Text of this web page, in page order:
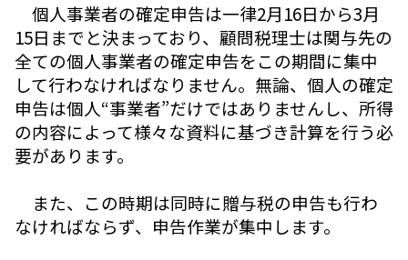
個人事業者の確定申告は一律2月16日から3月
15日までと決まっており、顧問税理士は関与先の
全ての個人事業者の確定申告をこの期間に集中
して行わなければなりません。無論、個人の確定
申告は個人“事業者”だけではありませんし、所得
の内容によって様々な資料に基づき計算を行う必
要があります。
また、この時期は同時に贈与税の申告も行わ
なければならず、申告作業が集中します。